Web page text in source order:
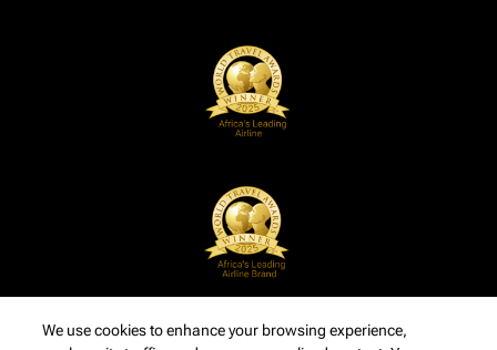
We use cookies to enhance your browsing experience,